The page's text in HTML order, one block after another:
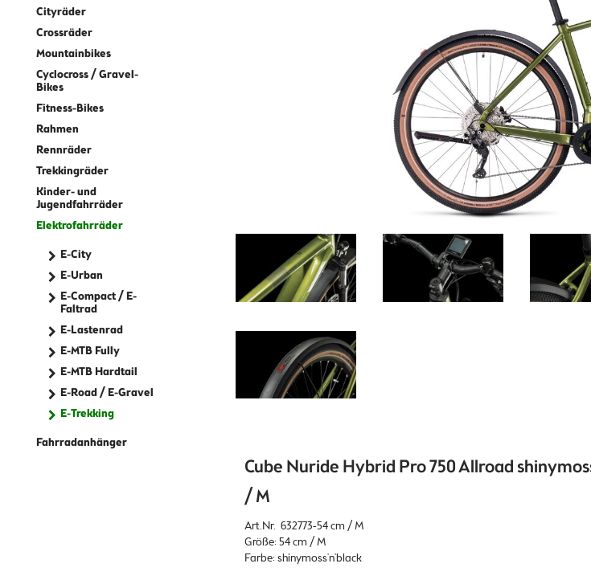
Cityräder
Crossräder
Mountainbikes
Cyclocross / Gravel-
Bikes
Fitness-Bikes
Rahmen
Rennräder
Trekkingräder
Kinder- und
Jugendfahrräder
Elektrofahrräder
E-City
E-Urban
E-Compact / E-
Faltrad
E-Lastenrad
E-MTB Fully
E-MTB Hardtail
E-Road / E-Gravel
E-Trekking
Fahrradanhänger
Cube Nuride Hybrid Pro 750 Allroad
/ M
Art.Nr. 632773-54 cm / M
Größe: 54 cm / M
Farbe: shinymoss'n'black